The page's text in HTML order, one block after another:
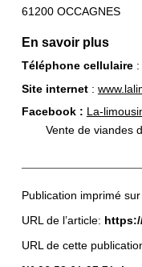
61200 OCCAGNES
En savoir plus
Téléphone cellulaire:
Site internet:
Facebook : La-
Vente de viandes
Publication imprimé
URL de l’article:
URL de cette